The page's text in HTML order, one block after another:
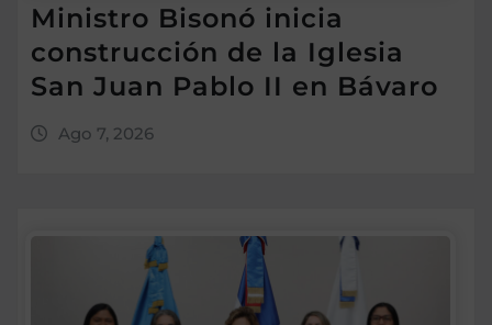
Ministro Bisonó inicia
construcción de la Iglesia
San Juan Pablo II en Bávaro
Ago 7, 2026